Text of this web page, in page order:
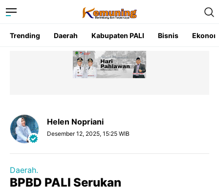
Trending Daerah Kabupaten PALI Bisnis
Helen Nopriani
Desember 12, 2025, 15:25 WIB
Daerah.
BPBD PALI Serukan